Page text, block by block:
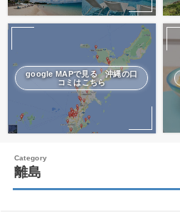
google MAPで見る 沖縄の口
コミはこちら
離島